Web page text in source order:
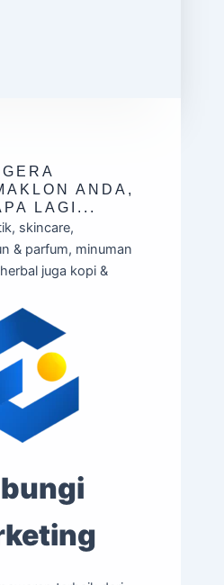
ANDA,
LAGI...
skincare,
& parfum, minuman
juga kopi &